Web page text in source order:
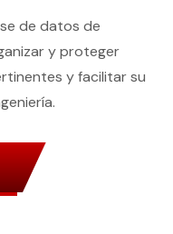
de datos de
y proteger
y facilitar su